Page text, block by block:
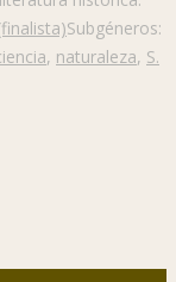
Subgéneros:
, naturaleza, S.